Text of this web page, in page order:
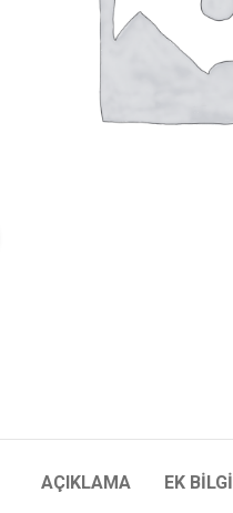
AÇIKLAMA EK BILGI